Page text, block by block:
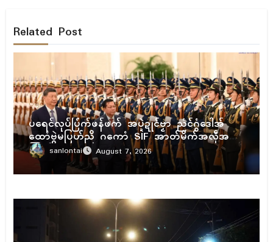
Related Post
ပရိုၚ်
ပရေၚ်လုပ်ပြံက်ဖန်ဖက် အပ္ဍဲဍုၚ်ဗၟာ ညံၚ်ဂွံဒေါအ်
ထောံဗွဲမပြဟ်ညိ ဂကောံ SIF အာတ်မိက်အလဵုအသဳ
ကြုက်sanlontai August 7, 2026